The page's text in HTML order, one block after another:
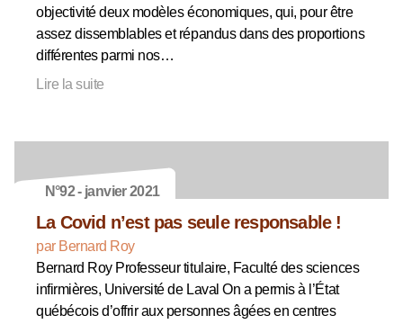
objectivité deux modèles économiques, qui, pour être
assez dissemblables et répandus dans des proportions
différentes parmi nos…
Lire la suite
N°92 - janvier 2021
La Covid n’est pas seule responsable !
par Bernard Roy
Bernard Roy Professeur titulaire, Faculté des sciences
infirmières, Université de Laval On a permis à l’État
québécois d’offrir aux personnes âgées en centres